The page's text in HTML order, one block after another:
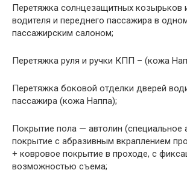
Перетяжка солнцезащитных козырьков
водителя и переднего пассажира в
пассажирским салоном;
Перетяжка руля и ручки КПП – (кожа
Перетяжка боковой отделки дверей
пассажира (кожа Наппа);
Покрытие пола — автолин (специальное
покрытие с абразивным вкраплением
+ ковровое покрытие в проходе, с
возможностью съема;